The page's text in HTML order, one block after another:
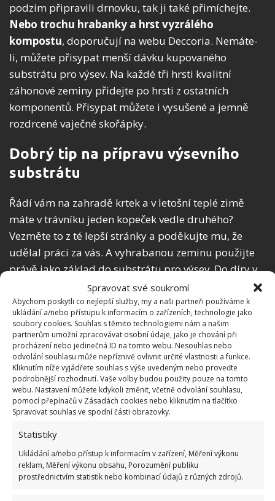
Spravovat své soukromí
Abychom poskytli co nejlepší služby, my a naši partneři používáme k
ukládání a/nebo přístupu k informacím o zařízeních, technologie jako
soubory cookies. Souhlas s těmito technologiemi nám a našim
partnerům umožní zpracovávat osobní údaje, jako je chování při
procházení nebo jedinečná ID na tomto webu. Nesouhlas nebo
odvolání souhlasu může nepříznivě ovlivnit určité vlastnosti a funkce.
Kliknutím níže vyjádřete souhlas s výše uvedeným nebo proveďte
podrobnější rozhodnutí. Vaše volby budou použity pouze na tomto
webu. Nastavení můžete kdykoli změnit, včetně odvolání souhlasu,
pomocí přepínačů v Zásadách cookies nebo kliknutím na tlačítko
Spravovat souhlas ve spodní části obrazovky.
Statistiky
Ukládání a/nebo přístup k informacím v zařízení, Měření výkonu
reklam, Měření výkonu obsahu, Porozumění publiku
prostřednictvím statistik nebo kombinací údajů z různých zdrojů.
podzim připravili drnovku, tak ji také přimíchejte.
Nebo trochu hrabanky a hrst vyzrálého
kompostu, doporučují na webu Deccoria. Nemáte-
li, můžete přisypat menší dávku kupovaného
substrátu pro výsev. Na každé tři hrsti kvalitní
záhonové zeminy přidejte po hrsti z ostatních
komponentů. Přisypat můžete i vysušené a jemně
rozdrcené vaječné skořápky.
Dobrý tip na přípravu výsevního
substrátu
Řádí vám na zahradě krtek a v letošní teplé zimě
máte v trávníku jeden kopeček vedle druhého?
Vezměte to z té lepší stránky a poděkujte mu, že
udělal práci za vás. A vyhrabanou zeminu použijte
právě jako základ do substrátu pro výsev. Do díry v
trávníku pak nasypte písek a na něj posaďte travní
drn.
Jestliže jste si půdu pro výsev připravili už na
podzim, nechte ji přes zimu venku pěkně
promrznout a nebudete ji muset propařovat (někdo
ji peče krátce v mikrovlnce nebo v klasické troubě).
Jsou však i odpůrci tohoto postupu s tím, žezemina
musí být „živá“ s potřebnými mikroorganismy
Rostliny, které vyrůstají ve sterilním prostředí, nejsou
potom venku vůbec odolné. A tak se rozhodněte
sami, jaký postup zvolíte. Na BydlímeÚtulně jsme
rovněž napsali, čím je dobrépředpěstované